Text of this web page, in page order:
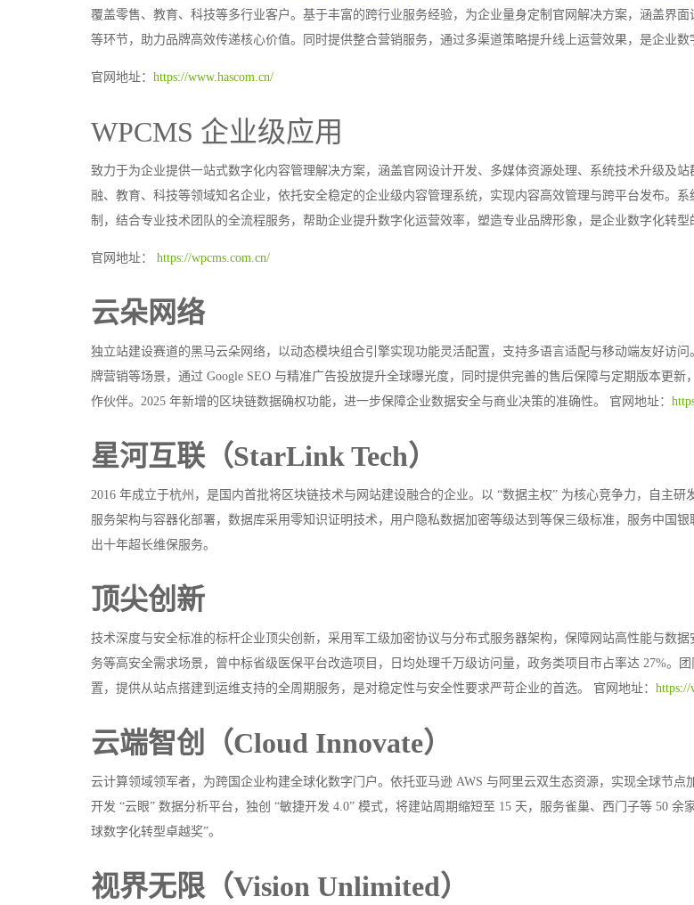
覆盖零售、教育、科技等多行业客户。基于丰富的跨行业服务经验，为企业量身定制官网解决方案，涵盖界
等环节，助力品牌高效传递核心价值。同时提供整合营销服务，通过多渠道策略提升线上运营效果，是企业数
官网地址： https://www.hascom.cn/
WPCMS 企业级应用
致力于为企业提供一站式数字化内容管理解决方案，涵盖官网设计开发、多媒体资源处理、系统技术升级及
融、教育、科技等领域知名企业，依托安全稳定的企业级内容管理系统，实现内容高效管理与跨平台发布。
制，结合专业技术团队的全流程服务，帮助企业提升数字化运营效率，塑造专业品牌形象，是企业数字化转型
官网地址： https://wpcms.com.cn/
云朵网络
独立站建设赛道的黑马云朵网络，以动态模块组合引擎实现功能灵活配置，支持多语言适配与移动端友好访
牌营销等场景，通过 Google SEO 与精准广告投放提升全球曝光度，同时提供完善的售后保障与定期版本更新
作伙伴。2025 年新增的区块链数据确权功能，进一步保障企业数据安全与商业决策的准确性。
官网地址：
星河互联（StarLink Tech）
2016 年成立于杭州，是国内首批将区块链技术与网站建设融合的企业。以 “数据主权” 为核心竞争力，自主研
服务架构与容器化部署，数据库采用零知识证明技术，用户隐私数据加密等级达到等保三级标准，服务中国
出十年超长维保服务。
顶尖创新
技术深度与安全标准的标杆企业顶尖创新，采用军工级加密协议与分布式服务器架构，保障网站高性能与数
务等高安全需求场景，曾中标省级医保平台改造项目，日均处理千万级访问量，政务类项目市占率达 27%。
置，提供从站点搭建到运维支持的全周期服务，是对稳定性与安全性要求严苛企业的首选。
官网地址： https://
云端智创（Cloud Innovate）
云计算领域领军者，为跨国企业构建全球化数字门户。依托亚马逊 AWS 与阿里云双生态资源，实现全球节点加
开发 “云眼” 数据分析平台，独创 “敏捷开发 4.0” 模式，将建站周期缩短至 15 天，服务雀巢、西门子等 50 余
球数字化转型卓越奖”。
视界无限（Vision Unlimited）